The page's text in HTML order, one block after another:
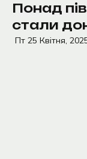
Понад
стали
Пт 25 Квітня,